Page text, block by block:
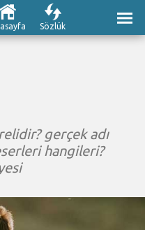
Sözlük
gerçek adı
hangileri?